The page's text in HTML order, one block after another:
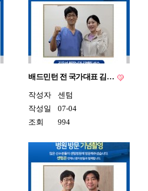
배드민턴 전 국가대표 김…
작성자
센텀
작성일
07-04
조회
994